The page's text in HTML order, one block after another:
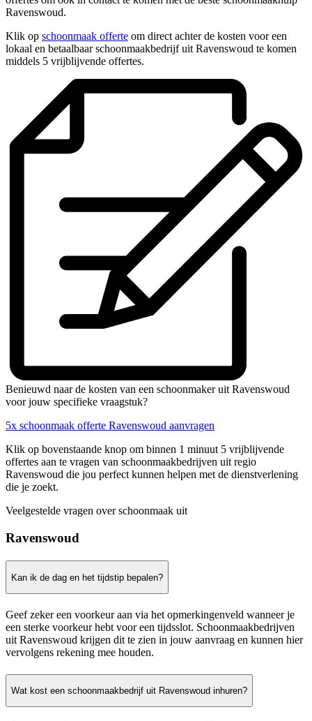
Ravenswoud.
Klik op schoonmaak offerte om direct achter de kosten voor een
lokaal en betaalbaar schoonmaakbedrijf uit Ravenswoud te komen
middels 5 vrijblijvende offertes.
Benieuwd naar de kosten van een schoonmaker uit Ravenswoud
voor jouw specifieke vraagstuk?
5x schoonmaak offerte Ravenswoud aanvragen
Klik op bovenstaande knop om binnen 1 minuut 5 vrijblijvende
offertes aan te vragen van schoonmaakbedrijven uit regio
Ravenswoud die jou perfect kunnen helpen met de dienstverlening
die je zoekt.
Veelgestelde vragen over schoonmaak uit
Ravenswoud
Kan ik de dag en het tijdstip bepalen?
Geef zeker een voorkeur aan via het opmerkingenveld wanneer je
een sterke voorkeur hebt voor een tijdsslot. Schoonmaakbedrijven
uit Ravenswoud krijgen dit te zien in jouw aanvraag en kunnen hier
vervolgens rekening mee houden.
Wat kost een schoonmaakbedrijf uit Ravenswoud inhuren?